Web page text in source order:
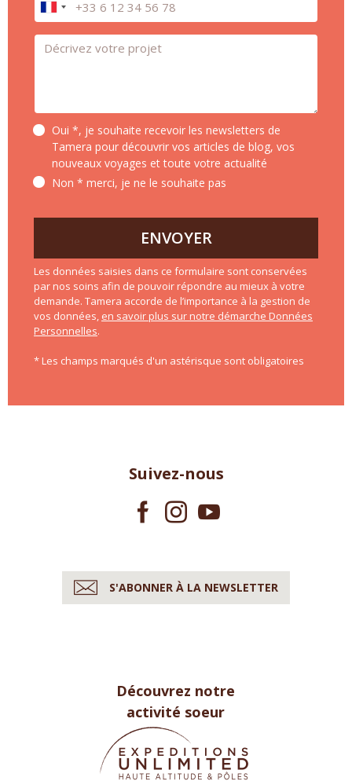
Message *
Oui *, je souhaite recevoir les newsletters de
Tamera pour découvrir vos articles de blog, vos
nouveaux voyages et toute votre actualité
Non * merci, je ne le souhaite pas
ENVOYER
Les données saisies dans ce formulaire sont conservées
par nos soins afin de pouvoir répondre au mieux à votre
demande. Tamera accorde de l’importance à la gestion de
vos données, en savoir plus sur notre démarche Données
Personnelles.
* Les champs marqués d'un astérisque sont obligatoires
Suivez-nous
S'ABONNER À LA NEWSLETTER
Découvrez notre
activité soeur